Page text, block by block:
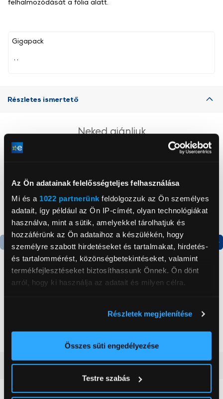
Az Ön adatainak felelősségteljes felhasználása
Mi és a 1022 partnerünk feldolgozzuk az Ön személyes
adatait, így például az Ön IP-címét, olyan technológiákat
használva, mint a sütik, amelyekkel tárolhatjuk és
hozzáférünk az Ön adataihoz a készülékén, hogy
személyre szabott hirdetéseket és tartalmakat, hirdetés-
és tartalommérést, közönségbetekintéseket, valamint
termékfejlesztéseket biztosíthassunk Önnek. Ön dönt
arról, hogy ki használja az adatait és milyen célra.
elhelyezkedéséről pár méteres pontossággal
Az Ön készülékén beazonosítása annak konkrét
módjairól és adja meg preferenciáit aRészletek
pontban. Bármikor módosíthatja vagy visszavonhatja a
Részletek megjelenítése
Összes süti engedélyezése
Testre szabás
Gigapack
Részletes ismertető
Neked ajánljuk
Termék adatlap Termék adatlap
kombinált hűtőszekrény
Vásárlói vélemények(0)